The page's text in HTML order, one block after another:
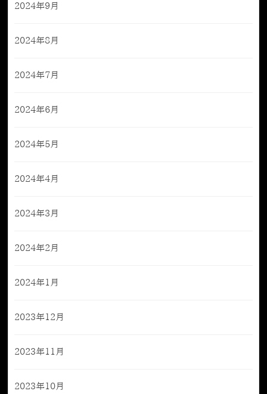
2024年9月
2024年8月
2024年7月
2024年6月
2024年5月
2024年4月
2024年3月
2024年2月
2024年1月
2023年12月
2023年11月
2023年10月